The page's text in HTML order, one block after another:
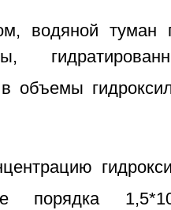
водяной туман
объемы
порядка